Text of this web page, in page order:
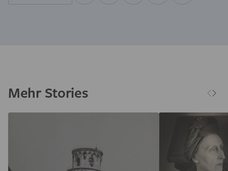
Mehr Stories